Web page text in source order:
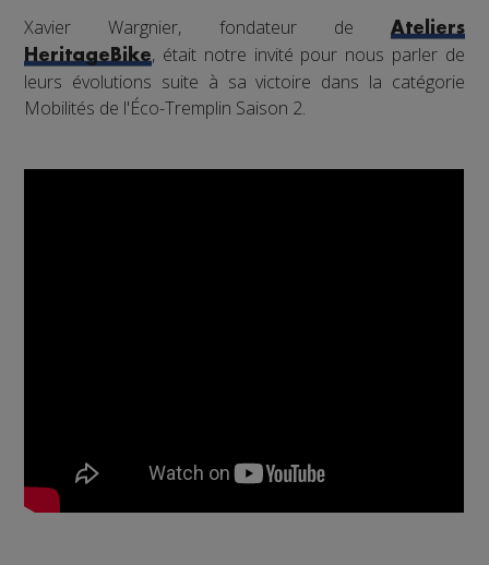
Xavier Wargnier, fondateur de
Ateliers
HeritageBike, était notre invité pour nous parler de
leurs évolutions suite à sa victoire dans la catégorie
Mobilités de l'Éco-Tremplin Saison 2.